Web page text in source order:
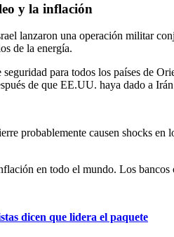
y la inflación
lanzaron una operación militar
de la energía.
para todos los países de
de que EE.UU. haya dado a
probablemente causen shocks
en todo el mundo. Los
dicen que lidera el paquete